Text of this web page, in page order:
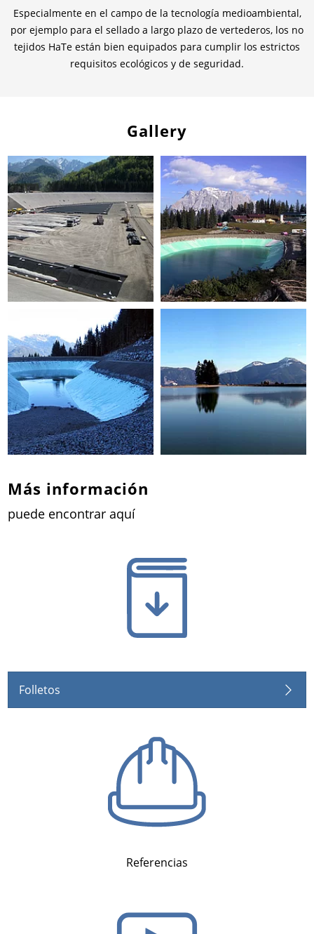
Especialmente en el campo de la tecnología medioambiental,
por ejemplo para el sellado a largo plazo de vertederos, los no
tejidos HaTe están bien equipados para cumplir los estrictos
requisitos ecológicos y de seguridad.
Gallery
Más información
puede encontrar aquí
Folletos
Referencias